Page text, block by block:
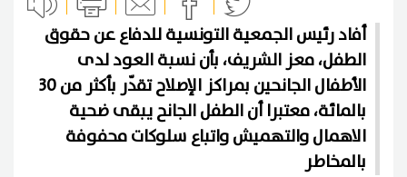
أفاد رئيس الجمعية التونسية للدفاع عن حقوق
الطفل، معز الشريف، بأن نسبة العود لدى
الأطفال الجانحين بمراكز الإصلاح تقدّر بأكثر من 30
بالمائة، معتبرا أن الطفل الجانح يبقى ضحية
الاهمال والتهميش واتباع سلوكات محفوفة
بالمخاطر